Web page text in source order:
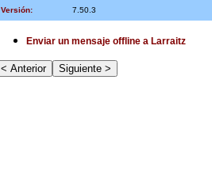
Versión:
7.50.3
Enviar un mensaje offline a Larraitz